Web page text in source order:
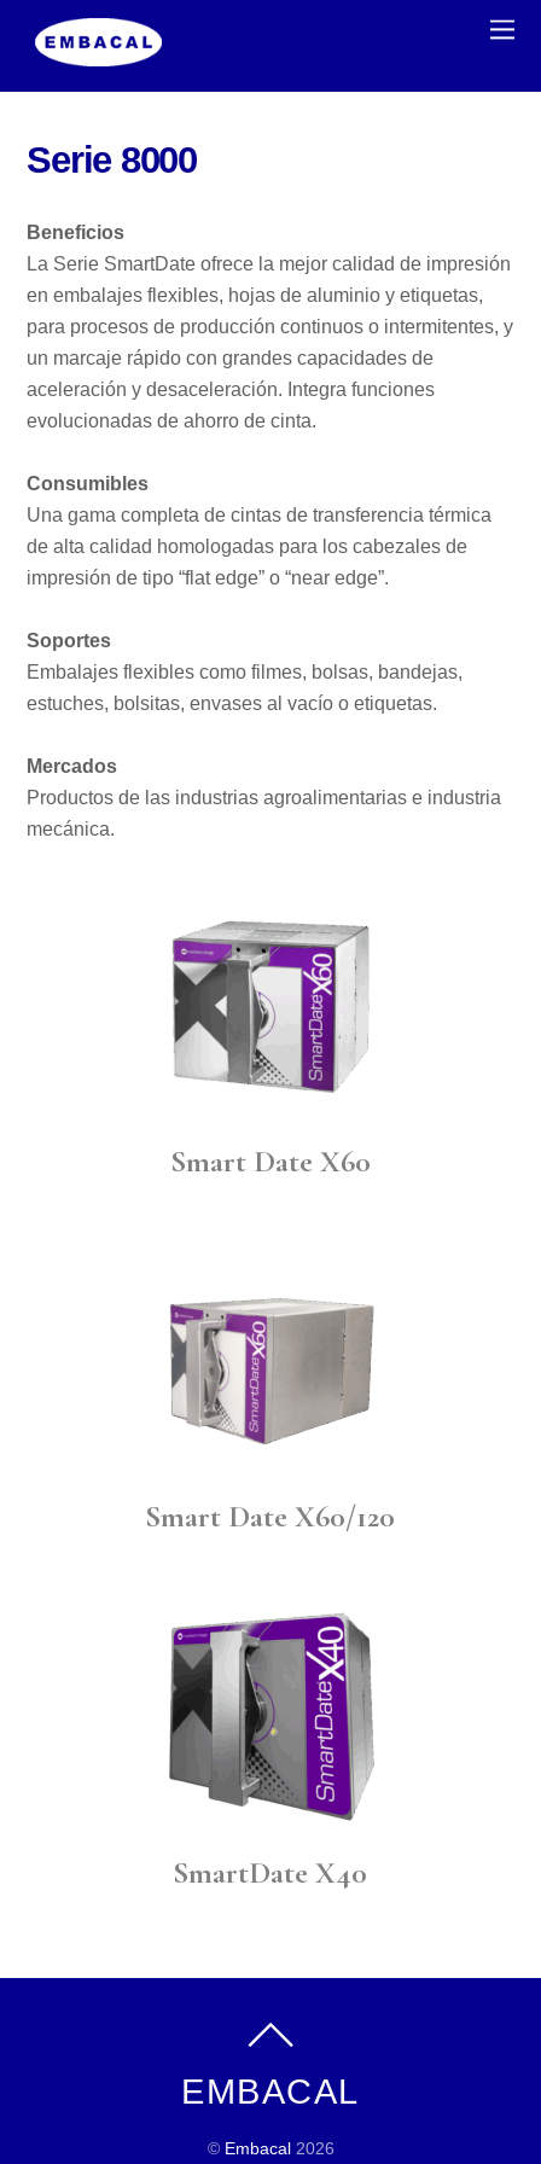
Serie 8000
Beneficios
La Serie SmartDate ofrece la mejor calidad de impresión
en embalajes flexibles, hojas de aluminio y etiquetas,
para procesos de producción continuos o intermitentes, y
un marcaje rápido con grandes capacidades de
aceleración y desaceleración. Integra funciones
evolucionadas de ahorro de cinta.
Consumibles
Una gama completa de cintas de transferencia térmica
de alta calidad homologadas para los cabezales de
impresión de tipo “flat edge” o “near edge”.
Soportes
Embalajes flexibles como filmes, bolsas, bandejas,
estuches, bolsitas, envases al vacío o etiquetas.
Mercados
Productos de las industrias agroalimentarias e industria
mecánica.
Smart Date X60
Smart Date X60/120
SmartDate X40
EMBACAL
© Embacal2026